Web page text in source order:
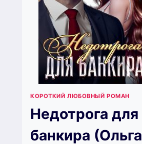
КОРОТКИЙ ЛЮБОВНЫЙ РОМАН
Недотрога для
банкира (Ольга